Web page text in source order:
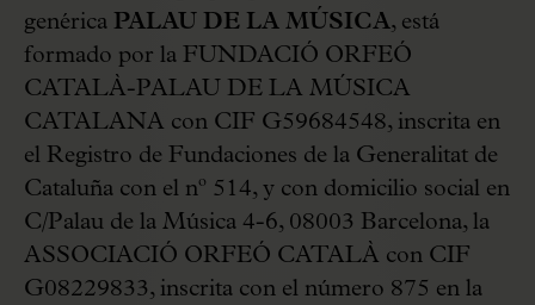
genérica PALAU DE LA MÚSICA, está
formado por la FUNDACIÓ ORFEÓ
CATALÀ-PALAU DE LA MÚSICA
CATALANA con CIF G59684548, inscrita en
el Registro de Fundaciones de la Generalitat de
Cataluña con el nº 514, y con domicilio social en
C/Palau de la Música 4-6, 08003 Barcelona, la
ASSOCIACIÓ ORFEÓ CATALÀ con CIF
G08229833, inscrita con el número 875 en la